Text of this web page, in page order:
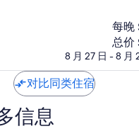
每晚
新
价
总价
8 月 27 日 - 8 月
对比同类住宿
信息